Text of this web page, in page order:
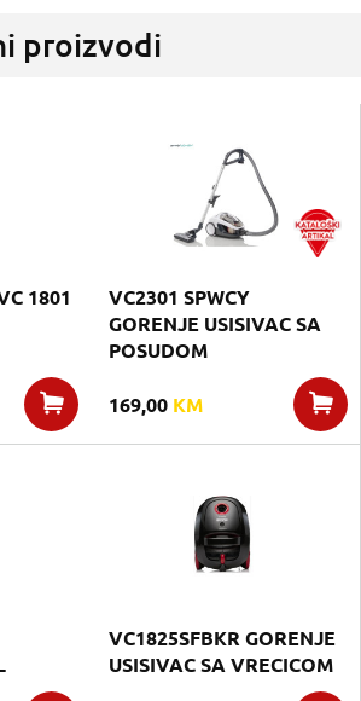
proizvodi
1801
VC2301 SPWCY
GORENJE USISIVAC SA
POSUDOM
169,00 KM
VC1825SFBKR GORENJE
USISIVAC SA VRECICOM